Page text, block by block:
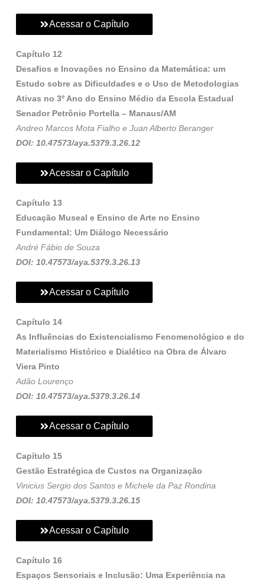
Acessar o Capítulo
Capítulo 12
Desafios e Inovações no Ensino da Matemática: um
Estudo sobre as Dificuldades e o Uso de Metodologias
Ativas no 3º Ano do Ensino Médio da Escola Estadual
Senador Petrônio Portella – Manaus/AM
Andreo Marcos Mota Fialho e Juan Alberto Beranger
DOI: 10.47573/aya.5379.3.26.12
Acessar o Capítulo
Capítulo 13
Educação Museal e Ensino de Arte no Ensino
Fundamental: Um Diálogo Necessário
André Fábio de Souza
DOI: 10.47573/aya.5379.3.26.13
Acessar o Capítulo
Capítulo 14
As Influências do Existencialismo Fenomenológico e do
Materialismo Histórico e Dialético na Obra de Álvaro
Viera Pinto
Adão Lourenço
DOI: 10.47573/aya.5379.3.26.14
Acessar o Capítulo
Capítulo 15
Gestão Estratégica de Custos na Organização
Vinicius Sergio dos Santos e Michele da Paz Rondina
DOI: 10.47573/aya.5379.3.26.15
Acessar o Capítulo
Capítulo 16
Espaços Sensoriais e Inclusão: Uma Experiência na